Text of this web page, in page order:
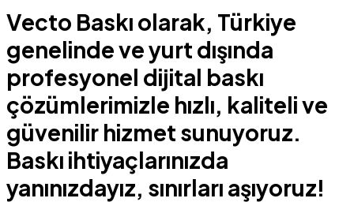
Vecto Baskı olarak, Türkiye
genelinde ve yurt dışında
profesyonel dijital baskı
çözümlerimizle hızlı, kaliteli ve
güvenilir hizmet sunuyoruz.
Baskı ihtiyaçlarınızda
yanınızdayız, sınırları aşıyoruz!